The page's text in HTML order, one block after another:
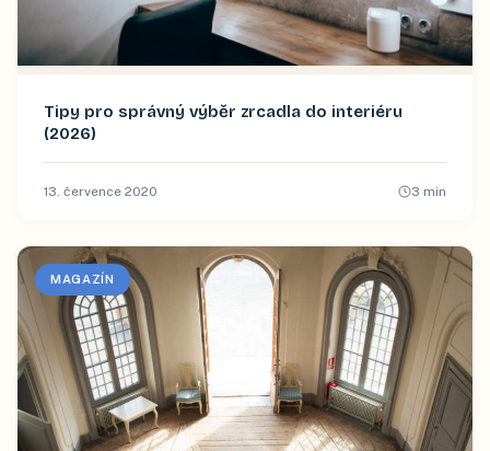
Tipy pro správný výběr zrcadla do interiéru
(2026)
13. července 2020 3 min
MAGAZÍN